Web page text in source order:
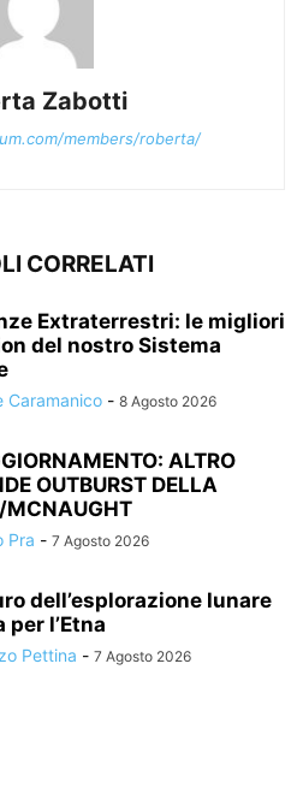
Zabotti
members/roberta/
CORRELATI
Extraterrestri: le migliori
del nostro Sistema
Caramanico - 8 Agosto 2026
ALTRO
OUTBURST DELLA
Pra - 7 Agosto 2026
dell’esplorazione lunare
per l’Etna
Pettina - 7 Agosto 2026